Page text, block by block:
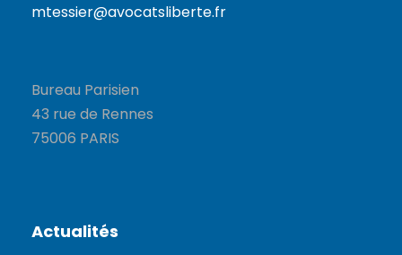
mtessier@avocatsliberte.fr
Bureau Parisien
43 rue de Rennes
75006 PARIS
Actualités